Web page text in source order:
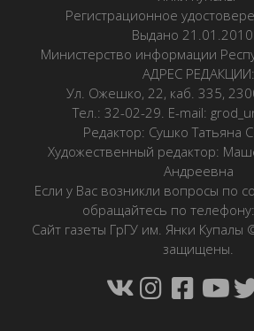
Регистрационное
Выдано 21.01.2010
Министерство информации
АДРЕС РЕДАКЦИИ:
Ул. Ожешко, 22, каб. 335,
Тел.: 32-02-29. E-mail:
Редактор: Сушко Татьяна
Художественный редактор:
Андреевна
Если у Вас возникли вопросы по
обращайтесь по
Сайт газеты ГрГУ им. Янки Купалы
защищены.